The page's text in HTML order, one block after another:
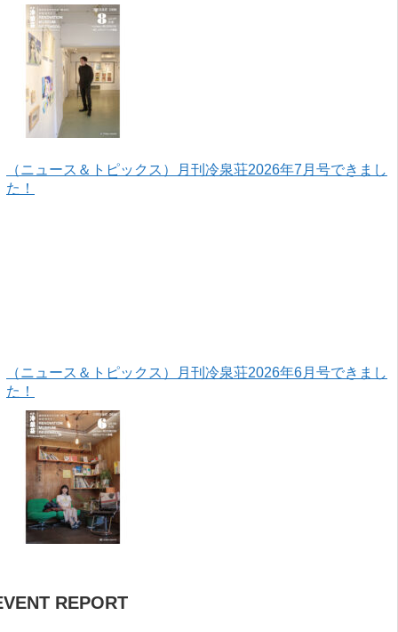
（ニュース＆トピックス）月刊冷泉荘2026年7月号できまし
た！
（ニュース＆トピックス）月刊冷泉荘2026年6月号できまし
た！
REPORT